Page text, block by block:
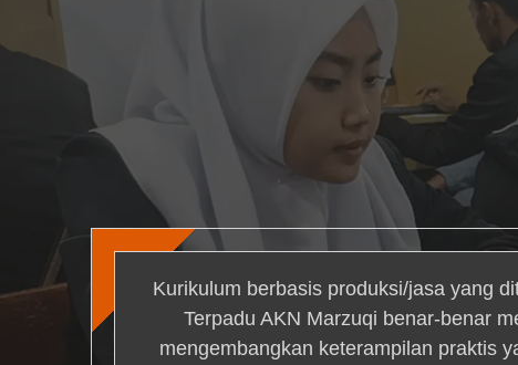
Kurikulum berbasis produksi/jasa yang
Terpadu AKN Marzuqi benar-benar
mengembangkan keterampilan praktis